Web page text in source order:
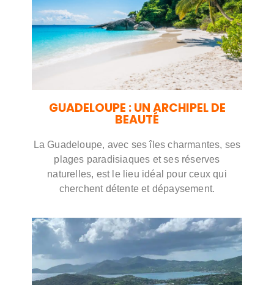
GUADELOUPE : UN ARCHIPEL DE
BEAUTÉ
La Guadeloupe, avec ses îles charmantes, ses
plages paradisiaques et ses réserves
naturelles, est le lieu idéal pour ceux qui
cherchent détente et dépaysement.